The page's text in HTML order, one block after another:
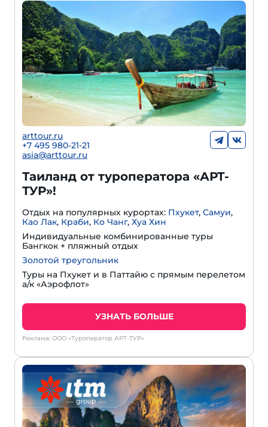
arttour.ru
+7 495 980-21-21
asia@arttour.ru
Таиланд от туроператора «АРТ-
ТУР»!
Отдых на популярных курортах: Пхукет, Самуи,
Као Лак, Краби, Ко Чанг, Хуа Хин
Индивидуальные комбинированные туры
Бангкок + пляжный отдых
Золотой треугольник
Туры на Пхукет и в Паттайю с прямым перелетом
а/к «Аэрофлот»
УЗНАТЬ БОЛЬШЕ
Реклама: ООО «Туроператор АРТ-ТУР»